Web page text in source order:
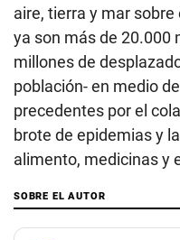
aire, tierra y mar
ya son más de 20.000
millones de
población- en medio
precedentes por el
brote de epidemias y
alimento, medicinas y
SOBRE EL AUTOR